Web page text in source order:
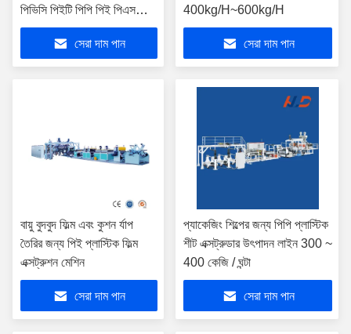
পিভিসি পিইটি পিপি পিই পিএস
এবিএসের জন্য
সেরা দাম পান
400kg/H~600kg/H
সেরা দাম পান
বায়ু বুদবুদ ফিল্ম এবং কুশন র্যাপ
তৈরির জন্য পিই প্লাস্টিক ফিল্ম
এক্সট্রুশন মেশিন
সেরা দাম পান
প্যাকেজিং শিল্পের জন্য পিপি প্লাস্টিক
শীট এক্সট্রুডার উৎপাদন লাইন 300 ~
400 কেজি / ঘন্টা
সেরা দাম পান